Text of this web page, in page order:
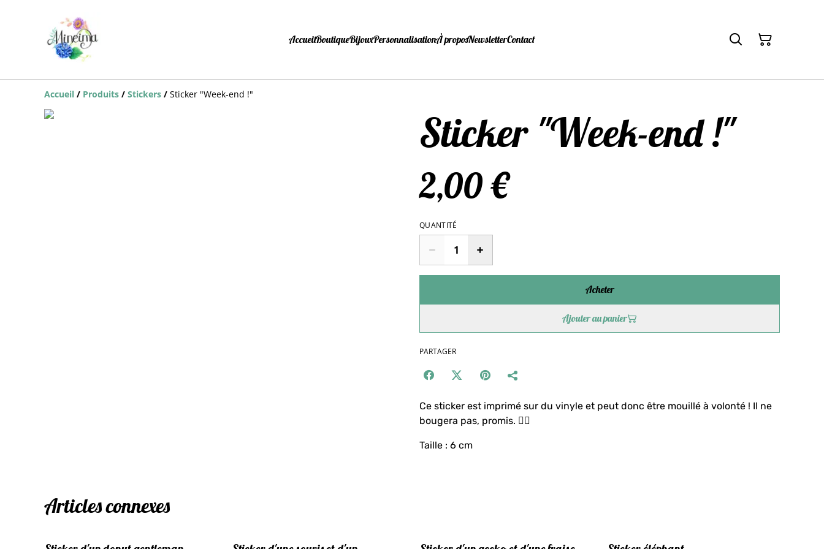
AccueilBoutiqueBijouxPersonnalisationÀ proposNewsletterContact
Accueil / Produits / Stickers / Sticker "Week-end !"
Sticker "Week-end !"
2,00 €
QUANTITÉ
Acheter
Ajouter au panier
PARTAGER
Ce sticker est imprimé sur du vinyle et peut donc être mouillé à volonté ! Il ne
bougera pas, promis. 👍🏻
Taille : 6 cm
Articles connexes